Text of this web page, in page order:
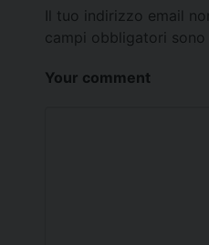
Il tuo indirizzo email
campi obbligatori sono
Your comment